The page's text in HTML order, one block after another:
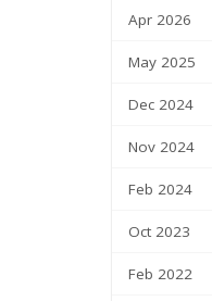
Apr 2026
May 2025
Dec 2024
Nov 2024
Feb 2024
Oct 2023
Feb 2022